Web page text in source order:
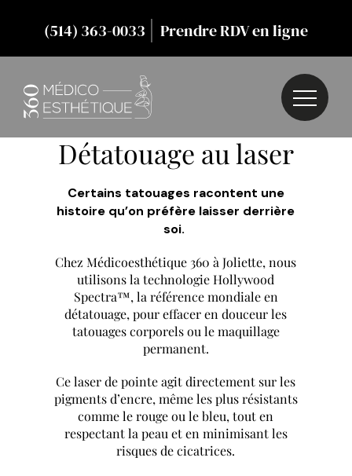
(514) 363-0033 | Prendre RDV en ligne
Détatouage au laser
Certains tatouages racontent une
histoire qu’on préfère laisser derrière
soi.
Chez Médicoesthétique 360 à Joliette, nous
utilisons la technologie Hollywood
Spectra™, la référence mondiale en
détatouage, pour effacer en douceur les
tatouages corporels ou le maquillage
permanent.
Ce laser de pointe agit directement sur les
pigments d’encre, même les plus résistants
comme le rouge ou le bleu, tout en
respectant la peau et en minimisant les
risques de cicatrices.